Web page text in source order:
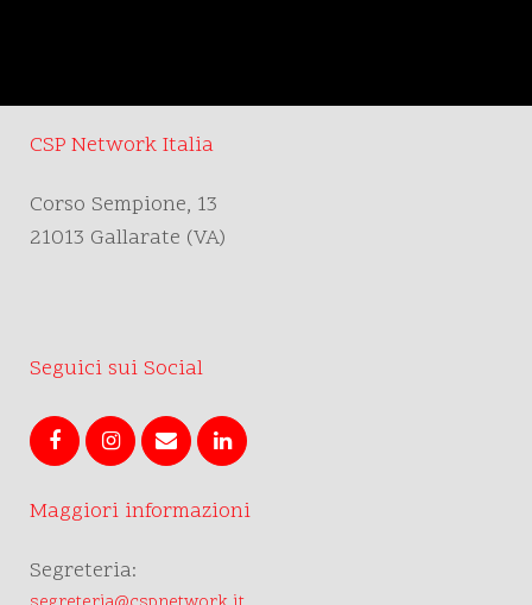
CSP Network Italia
Corso Sempione, 13
21013 Gallarate (VA)
Seguici sui Social
Maggiori informazioni
Segreteria: